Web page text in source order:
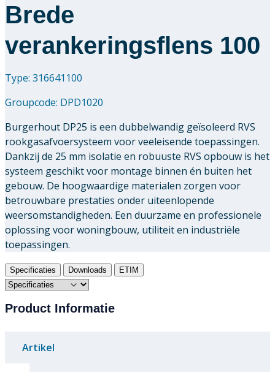
Brede
verankeringsflens 100
Type: 316641100
Groupcode: DPD1020
Burgerhout DP25 is een dubbelwandig geïsoleerd RVS
rookgasafvoersysteem voor veeleisende toepassingen.
Dankzij de 25 mm isolatie en robuuste RVS opbouw is het
systeem geschikt voor montage binnen én buiten het
gebouw. De hoogwaardige materialen zorgen voor
betrouwbare prestaties onder uiteenlopende
weersomstandigheden. Een duurzame en professionele
oplossing voor woningbouw, utiliteit en industriële
toepassingen.
Specificaties Downloads ETIM
Product Informatie
Artikel